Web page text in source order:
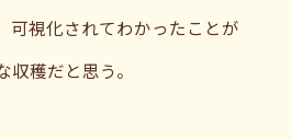
可視化されてわかったことが
収穫だと思う。